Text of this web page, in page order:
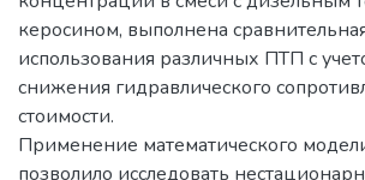
керосином, выполнена
использования различных ПТП с
снижения гидравлического
стоимости.
Применение математического
позволило исследовать